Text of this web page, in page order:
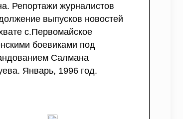
Репортажи журналистов
выпусков новостей
с.Первомайское
боевиками под
Салмана
Январь, 1996 год.